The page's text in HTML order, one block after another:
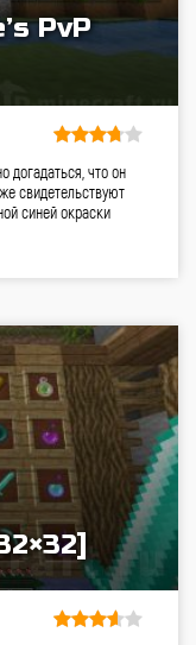
PvP
догадаться, что он
свидетельствуют
синей окраски